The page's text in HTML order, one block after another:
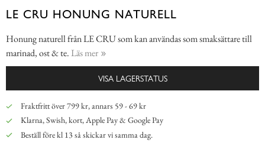
LE CRU HONUNG NATURELL
Honung naturell från LE CRU som kan användas som smaksättare till
marinad, ost & te. Läs mer
VISA LAGERSTATUS
Fraktfritt över 799 kr, annars 59 - 69 kr
Klarna, Swish, kort, Apple Pay & Google Pay
Beställ före kl 13 så skickar vi samma dag.